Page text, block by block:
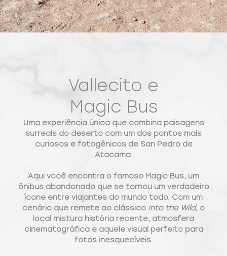
Vallecito e
Magic Bus
Uma experiência única que combina paisagens
surreais do deserto com um dos pontos mais
curiosos e fotogênicos de San Pedro de
Atacama.
Aqui você encontra o famoso Magic Bus, um
ônibus abandonado que se tornou um verdadeiro
ícone entre viajantes do mundo todo. Com um
cenário que remete ao clássico Into the Wild, o
local mistura história recente, atmosfera
cinematográfica e aquele visual perfeito para
fotos inesquecíveis.